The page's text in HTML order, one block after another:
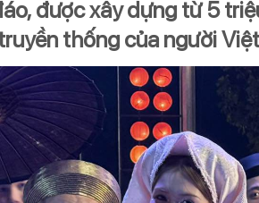
được xây dựng từ 5
thống của người